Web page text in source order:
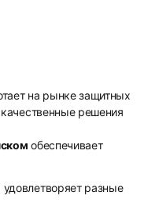
на рынке защитных
решения
обеспечивает
удовлетворяет разные